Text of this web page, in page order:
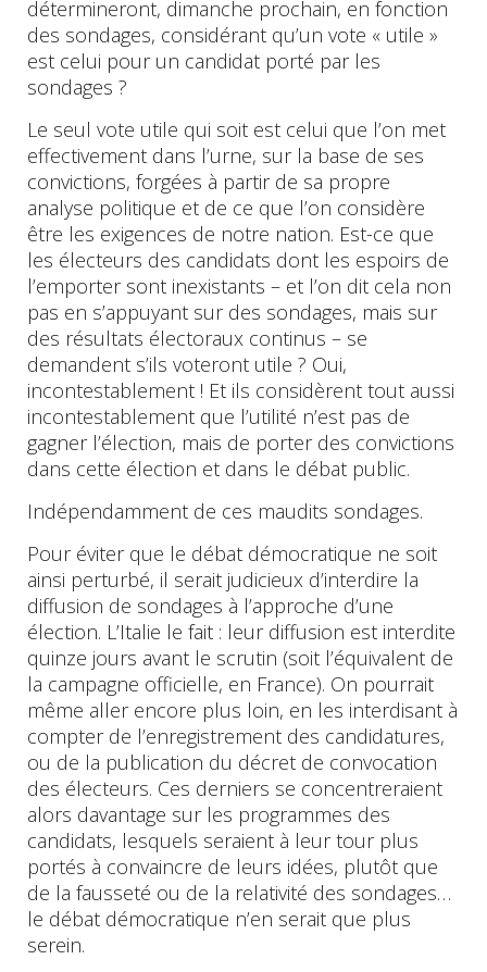
détermineront, dimanche prochain, en fonction
des sondages, considérant qu’un vote « utile »
est celui pour un candidat porté par les
sondages ?
Le seul vote utile qui soit est celui que l’on met
effectivement dans l’urne, sur la base de ses
convictions, forgées à partir de sa propre
analyse politique et de ce que l’on considère
être les exigences de notre nation. Est-ce que
les électeurs des candidats dont les espoirs de
l’emporter sont inexistants – et l’on dit cela non
pas en s’appuyant sur des sondages, mais sur
des résultats électoraux continus – se
demandent s’ils voteront utile ? Oui,
incontestablement ! Et ils considèrent tout aussi
incontestablement que l’utilité n’est pas de
gagner l’élection, mais de porter des convictions
dans cette élection et dans le débat public.
Indépendamment de ces maudits sondages.
Pour éviter que le débat démocratique ne soit
ainsi perturbé, il serait judicieux d’interdire la
diffusion de sondages à l’approche d’une
élection. L’Italie le fait : leur diffusion est interdite
quinze jours avant le scrutin (soit l’équivalent de
la campagne officielle, en France). On pourrait
même aller encore plus loin, en les interdisant à
compter de l’enregistrement des candidatures,
ou de la publication du décret de convocation
des électeurs. Ces derniers se concentreraient
alors davantage sur les programmes des
candidats, lesquels seraient à leur tour plus
portés à convaincre de leurs idées, plutôt que
de la fausseté ou de la relativité des sondages…
le débat démocratique n’en serait que plus
serein.